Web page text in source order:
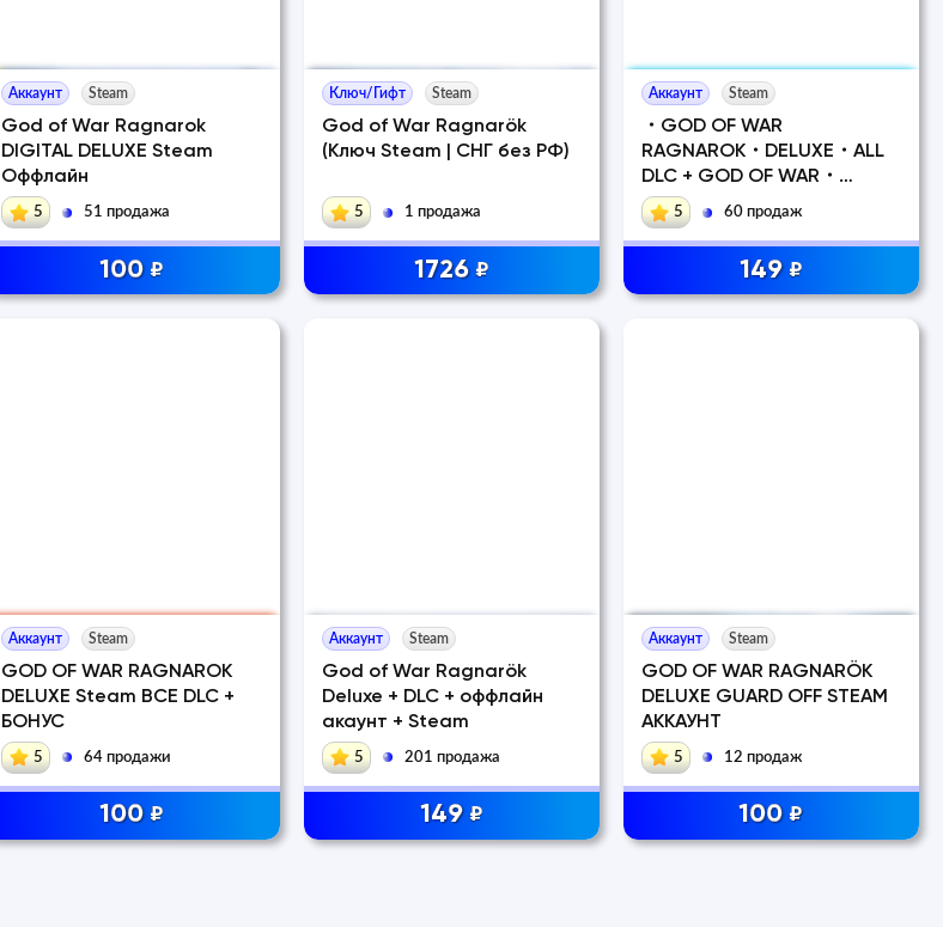
Аккаунт Steam
God of War Ragnarok
DIGITAL DELUXE Steam
Оффлайн
5 51 продажа
100 ₽
Ключ/Гифт Steam
God of War Ragnarök
(Ключ Steam | СНГ без РФ)
5 1 продажа
1726 ₽
Аккаунт Steam
・GOD OF WAR
RAGNAROK・DELUXE・ALL
DLC + GOD OF WAR・
STEAM・
5 60 продаж
149 ₽
Аккаунт Steam
GOD OF WAR RAGNAROK
DELUXE Steam ВСЕ DLC +
БОНУС
5 64 продажи
100 ₽
Аккаунт Steam
God of War Ragnarök
Deluxe + DLC + оффлайн
акаунт + Steam
5 201 продажа
149 ₽
Аккаунт Steam
GOD OF WAR RAGNARÖK
DELUXE GUARD OFF STEAM
АККАУНТ
5 12 продаж
100 ₽